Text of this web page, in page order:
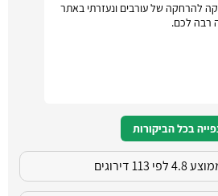
להרחקה של עורבים ונעזרתי באתר
רבה לכם.
בכל הביקורות
113 דירוגים